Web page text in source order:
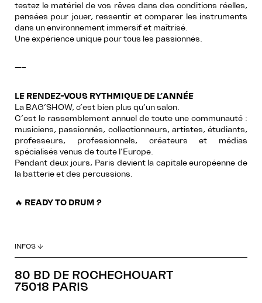
testez le matériel de vos rêves dans des conditions réelles,
pensées pour jouer, ressentir et comparer les instruments
dans un environnement immersif et maîtrisé.
Une expérience unique pour tous les passionnés.
—–
LE RENDEZ-VOUS RYTHMIQUE DE L’ANNÉE
La BAG’SHOW, c’est bien plus qu’un salon.
C’est le rassemblement annuel de toute une communauté :
musiciens, passionnés, collectionneurs, artistes, étudiants,
professeurs, professionnels, créateurs et médias
spécialisés venus de toute l’Europe.
Pendant deux jours, Paris devient la capitale européenne de
la batterie et des percussions.
🔥 READY TO DRUM ?
INFOS ↓
80 BD DE ROCHECHOUART
75018 PARIS